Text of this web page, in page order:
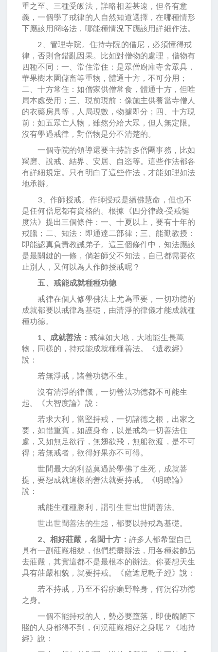
重之至。三種受皈法，詳略相差甚遠，但各有意
義，一個學了戒律的人自然知道選擇，在哪種情形
下應該用簡略法，哪能種情況下應該用詳細作法。
2、管理寺院。住持寺院的僧尼，必須懂得戒
律，否則會錯亂因果。比如對僧物的處理，僧物有
四種不同：一、常住常住：是眾僧廚庫寺舍眾具，
華果樹木園儲畜等重物，體通十方，不可分用；
二、十方常住：如僧家供僧常食，體通十方，但唯
局本處受用；三、現前現前：像施主供養當寺僧人
的衣藥房具等，人局現數，物據即分；四、十方現
前：如五眾亡人物，雖然分給大眾，但人無定限。
沒有學過戒律，對僧物是分不清楚的。
一個寺院的領導還要主持許多僧團事務，比如
羯磨、說戒、結界、安居、自恣等。這些作法都各
有詳細規定。只有明白了這些作法，才能如理如法
地承辦。
3、作師授戒。作師授戒是續佛慧命，但也不
是任何僧尼都有資格的。根據《四分律藏·受戒犍
度法》提出三個條件：一、十夏以上，要有十年的
戒臘；二、知法：即通達二部律；三、能勤教授：
即能認真負責教誡弟子。這三個條件中，知法應該
是最關鍵的一條，倘若師父不知法，自已都需要依
止別人，又何以為人作師授戒呢？
五、戒能成就種種功德
戒律在個人修學佛法上尤為重要，一切功德的
成就都要以戒律為基礎，由清淨的律儀才能成就種
種功德。
1、成就善法： 戒律如大地，大地能生長萬
物，同樣的，持戒能成就種種善法。《遺教經》
說：
若無淨戒，諸善功德不生。
沒有清淨的律儀，一切善法功德都不可能生
起。《大智度論》說：
若求大利，當堅持戒，一切諸德之根，出家之
要，如惜重寶，如護身命，以是戒為一切善法住
處，又如無足欲行，無翅欲飛，無船欲渡，是不可
得；若無戒者，欲得好果亦不可得。
世間最大的利益莫過於學佛了生死，成就菩
提，要想成就這樣的善法就要持戒。《明瞭論》
說：
戒能生種種勝利，謂引生世出世間善法。
世出世間善法的生起，都要以持戒為基礎。
2、相好莊嚴，名聞十方： 許多人都希望自已
具有一副莊嚴相貌，他們想盡辦法，用各種裝飾品
去莊嚴，其實這都不是最根本的辦法。你要想天生
具有莊嚴相貌，就要持戒。《薩遮尼乾子經》說：
若不持戒，乃至不得疥癩野幹身，何況得功德
之身。
一個不能持戒的人，勢必要墮落，即使醜陋下
賤的人身都得不到，何況莊嚴相好之身呢？《地持
經》說：